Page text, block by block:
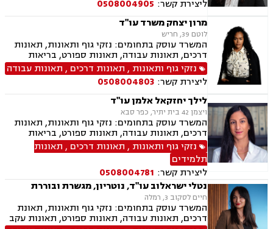
ליצירת קשר: 0508004905
מרון יצחק משרד עו"ד
לוטם 39, חריש
המשרד עוסק בתחומים: נזקי גוף ותאונות, תאונות
דרכים, תאונות עבודה, תאונות ספורט, בריאות
הנפש, אובדן כושר עבודה תאונות תלמידים, תאונות
עקב רשלנות, רשלנות רפואית, רשלנות רפואית הריון
ולידה, רשלנות רפואית רפואת שיניים
נזקי גוף ותאונות , תאונות דרכים , תאונות עבודה
ליצירת קשר: 0508004803
לילך יחזקאל אלמן עו"ד
ויצמן 42 בית יתיר, כפר סבא
המשרד עוסק בתחומים: נזקי גוף ותאונות, תאונות
דרכים, תאונות עבודה, תאונות ספורט, בריאות
הנפש, אובדן כושר עבודה, תאונות תלמידים, תאונות
עקב רשלנות, ביטוח לאומי, ייפוי כוח מתמשך,
ירושות וצוואת
נזקי גוף ותאונות , תאונות דרכים , תאונות
תלמידים
ליצירת קשר: 0508004781
נטלי ישראלוב עו"ד, נוטריון, מגשרת ובוררת
חיים לסקוב 3, רמלה
המשרד עוסק בתחומים: נזקי גוף ותאונות, תאונת
דרכים, תאונות עבודה, תאונות ספורט, תאונות עקב